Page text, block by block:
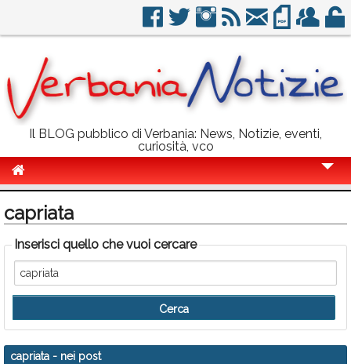
Il BLOG pubblico di Verbania: News, Notizie, eventi,
curiosità, vco
Politica
Sport
Eventi
Info Utili
Rubriche
capriata
Inserisci quello che vuoi cercare
capriata - nei post